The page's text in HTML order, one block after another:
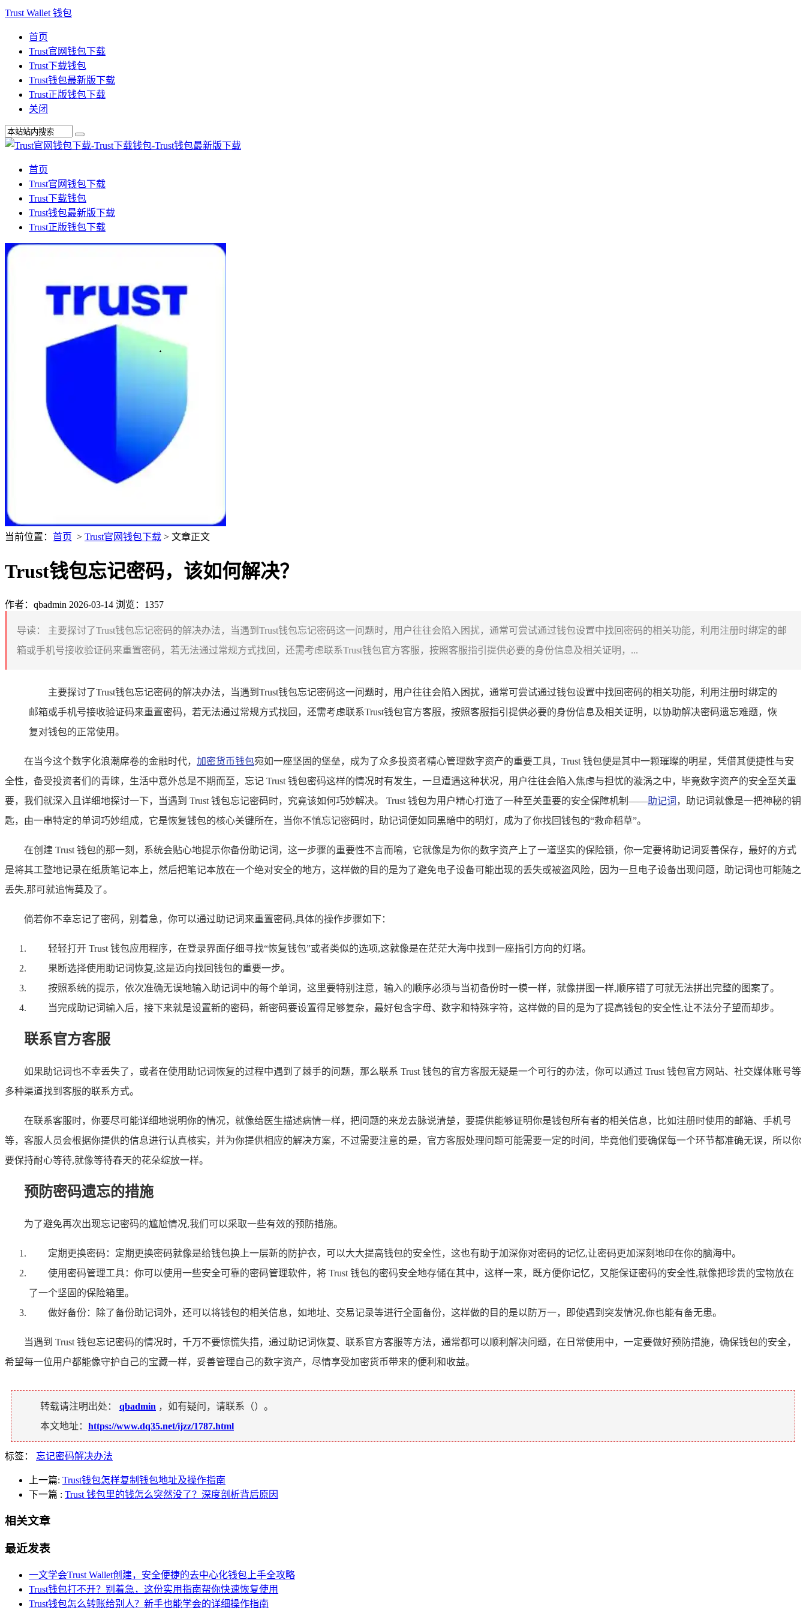
Trust Wallet 钱包
首页
Trust官网钱包下载
Trust下载钱包
Trust钱包最新版下载
Trust正版钱包下载
关闭
首页
Trust官网钱包下载
Trust下载钱包
Trust钱包最新版下载
Trust正版钱包下载
当前位置： 首页 > Trust官网钱包下载 > 文章正文
Trust钱包忘记密码，该如何解决？
作者：qbadmin 2026-03-14 浏览：1357
导读：
主要探讨了Trust钱包忘记密码的解决办法，当遇到Trust钱包忘记密码这一问题时，用户往往会陷入困扰，通常可尝试通过钱包设置中找回密码的相关功能，利用注册时绑定的邮
箱或手机号接收验证码来重置密码，若无法通过常规方式找回，还需考虑联系Trust钱包官方客服，按照客服指引提供必要的身份信息及相关证明，...
主要探讨了Trust钱包忘记密码的解决办法，当遇到Trust钱包忘记密码这一问题时，用户往往会陷入困扰，通常可尝试通过钱包设置中找回密码的相关功能，利用注册时绑定的
邮箱或手机号接收验证码来重置密码，若无法通过常规方式找回，还需考虑联系Trust钱包官方客服，按照客服指引提供必要的身份信息及相关证明，以协助解决密码遗忘难题，恢
复对钱包的正常使用。
在当今这个数字化浪潮席卷的金融时代， 加密货币钱包宛如一座坚固的堡垒，成为了众多投资者精心管理数字资产的重要工具，Trust 钱包便是其中一颗璀璨的明星，凭借其便捷性与安
全性，备受投资者们的青睐，生活中意外总是不期而至，忘记 Trust 钱包密码这样的情况时有发生，一旦遭遇这种状况，用户往往会陷入焦虑与担忧的漩涡之中，毕竟数字资产的安全至关重
要，我们就深入且详细地探讨一下，当遇到 Trust 钱包忘记密码时，究竟该如何巧妙解决。 Trust 钱包为用户精心打造了一种至关重要的安全保障机制——助记词 ，助记词就像是一把神秘的钥
匙，由一串特定的单词巧妙组成，它是恢复钱包的核心关键所在，当你不慎忘记密码时，助记词便如同黑暗中的明灯，成为了你找回钱包的“救命稻草”。
在创建 Trust 钱包的那一刻，系统会贴心地提示你备份助记词，这一步骤的重要性不言而喻，它就像是为你的数字资产上了一道坚实的保险锁，你一定要将助记词妥善保存，最好的方式
是将其工整地记录在纸质笔记本上，然后把笔记本放在一个绝对安全的地方，这样做的目的是为了避免电子设备可能出现的丢失或被盗风险，因为一旦电子设备出现问题，助记词也可能随之
丢失,那可就追悔莫及了。
倘若你不幸忘记了密码，别着急，你可以通过助记词来重置密码,具体的操作步骤如下：
轻轻打开 Trust 钱包应用程序，在登录界面仔细寻找“恢复钱包”或者类似的选项,这就像是在茫茫大海中找到一座指引方向的灯塔。
果断选择使用助记词恢复,这是迈向找回钱包的重要一步。
按照系统的提示，依次准确无误地输入助记词中的每个单词，这里要特别注意，输入的顺序必须与当初备份时一模一样，就像拼图一样,顺序错了可就无法拼出完整的图案了。
当完成助记词输入后，接下来就是设置新的密码，新密码要设置得足够复杂，最好包含字母、数字和特殊字符，这样做的目的是为了提高钱包的安全性,让不法分子望而却步。
联系官方客服
如果助记词也不幸丢失了，或者在使用助记词恢复的过程中遇到了棘手的问题，那么联系 Trust 钱包的官方客服无疑是一个可行的办法，你可以通过 Trust 钱包官方网站、社交媒体账号等
多种渠道找到客服的联系方式。
在联系客服时，你要尽可能详细地说明你的情况，就像给医生描述病情一样，把问题的来龙去脉说清楚，要提供能够证明你是钱包所有者的相关信息，比如注册时使用的邮箱、手机号
等，客服人员会根据你提供的信息进行认真核实，并为你提供相应的解决方案，不过需要注意的是，官方客服处理问题可能需要一定的时间，毕竟他们要确保每一个环节都准确无误，所以你
要保持耐心等待,就像等待春天的花朵绽放一样。
预防密码遗忘的措施
为了避免再次出现忘记密码的尴尬情况,我们可以采取一些有效的预防措施。
定期更换密码：定期更换密码就像是给钱包换上一层新的防护衣，可以大大提高钱包的安全性，这也有助于加深你对密码的记忆,让密码更加深刻地印在你的脑海中。
使用密码管理工具：你可以使用一些安全可靠的密码管理软件，将 Trust 钱包的密码安全地存储在其中，这样一来，既方便你记忆，又能保证密码的安全性,就像把珍贵的宝物放在
了一个坚固的保险箱里。
做好备份：除了备份助记词外，还可以将钱包的相关信息，如地址、交易记录等进行全面备份，这样做的目的是以防万一，即使遇到突发情况,你也能有备无患。
当遇到 Trust 钱包忘记密码的情况时，千万不要惊慌失措，通过助记词恢复、联系官方客服等方法，通常都可以顺利解决问题，在日常使用中，一定要做好预防措施，确保钱包的安全，
希望每一位用户都能像守护自己的宝藏一样，妥善管理自己的数字资产，尽情享受加密货币带来的便利和收益。
转载请注明出处： qbadmin ，如有疑问，请联系（）。
本文地址： https://www.dq35.net/ijzz/1787.html
标签： 忘记密码解决办法
上一篇: Trust钱包怎样复制钱包地址及操作指南
下一篇 : Trust 钱包里的钱怎么突然没了？深度剖析背后原因
相关文章
最近发表
一文学会Trust Wallet创建，安全便捷的去中心化钱包上手全攻略
Trust钱包打不开？别着急，这份实用指南帮你快速恢复使用
Trust钱包怎么转账给别人？新手也能学会的详细操作指南